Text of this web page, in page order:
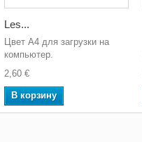
Les...
Цвет A4 для загрузки на
компьютер.
2,60 €
В корзину